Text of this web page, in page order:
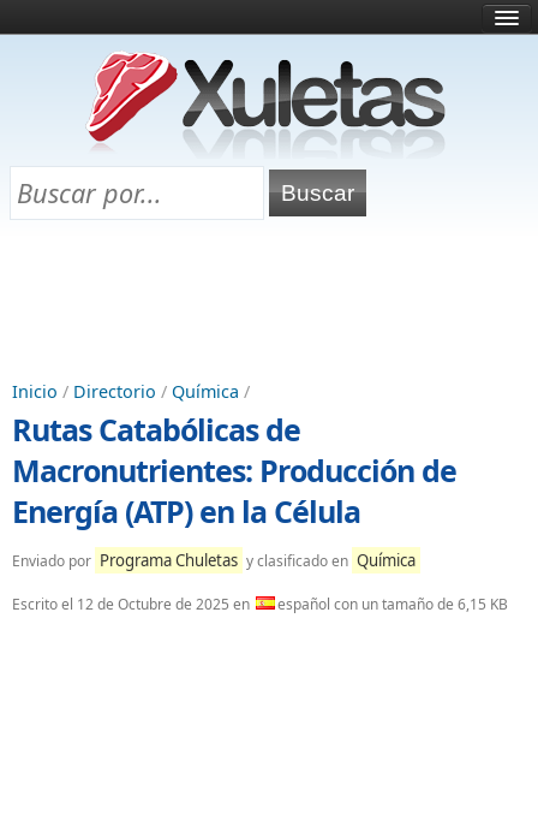
¿Qué es esto?
Directorio
Chuletas para exámenes
Inicio / Directorio / Química /
Rutas Catabólicas de
Macronutrientes: Producción de
Energía (ATP) en la Célula
Enviado por Programa Chuletas y clasificado en Química
Escrito el 12 de Octubre de 2025 en español con un tamaño de 6,15 KB